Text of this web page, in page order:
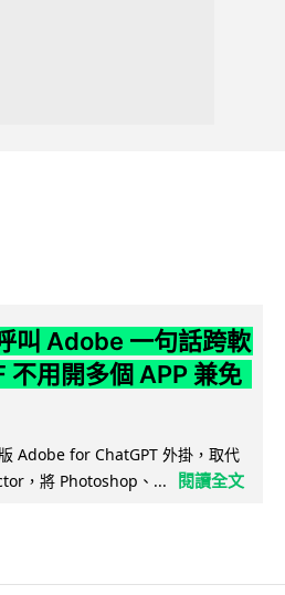
叫 Adobe 一句話跨軟
不用開多個 APP 兼免
Adobe for ChatGPT 外掛，取代
，將 Photoshop、...
閱讀全文